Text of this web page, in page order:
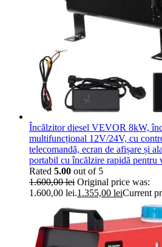
Încălzitor diesel VEVOR 8kW,
multifuncțional 12V/24V, cu
telecomandă, ecran de afișare și
portabil cu încălzire rapidă pentru
Rated 5.00 out of 5
1.600,00lei Original price was:
1.600,00 lei.1.355,00 leiCurrent